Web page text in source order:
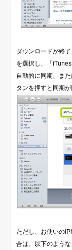
ダウンロードが終
を選択し、「
自動的に同期、ま
タンを押すと同期が
ただし、お使いの
合は、以下のよう